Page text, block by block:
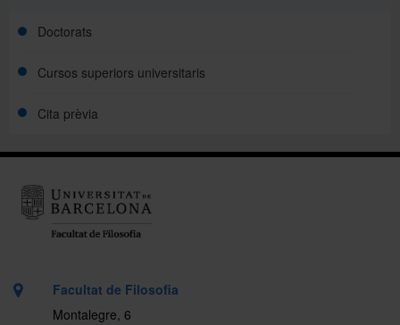
Doctorats
Cursos superiors universitaris
Cita prèvia
Facultat de Filosofia
Montalegre, 6